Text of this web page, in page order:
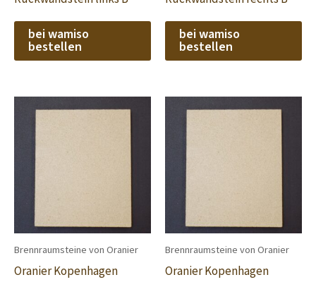
bei wamiso
bestellen
bei wamiso
bestellen
Brennraumsteine von Oranier
Oranier Kopenhagen
Brennraumsteine von Oranier
Oranier Kopenhagen